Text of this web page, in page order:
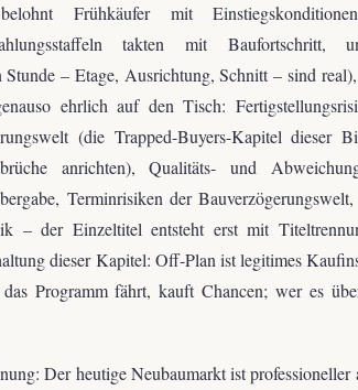
Frühkäufer mit
takten mit Baufortschritt,
– Etage, Ausrichtung, Schnitt – sind
ehrlich auf den Tisch:
(die Trapped-Buyers-Kapitel dieser
anrichten), Qualitäts- und
Terminrisiken der
– der Einzeltitel entsteht erst mit
dieser Kapitel: Off-Plan ist legitimes
Programm fährt, kauft Chancen; wer es
Der heutige Neubaumarkt ist professioneller